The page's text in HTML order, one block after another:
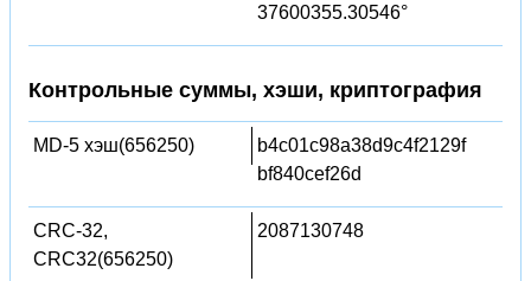
37600355.30546°
Контрольные суммы, хэши, криптография
MD-5 хэш(656250)
b4c01c98a38d9c4f2129f
bf840cef26d
CRC-32,
CRC32(656250)
2087130748